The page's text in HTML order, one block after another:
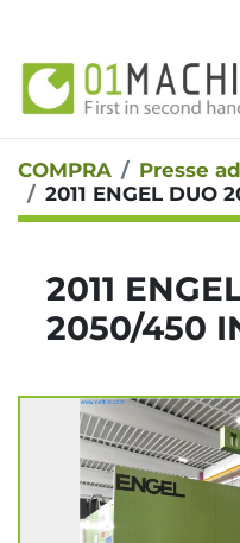
COMPRA Presse
2011 ENGEL DUO
2011
2050/450